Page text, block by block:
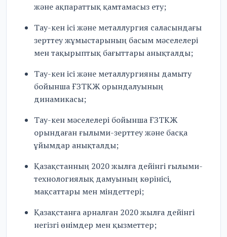
және ақпараттық қамтамасыз ету;
Тау-кен ісі және металлургия саласындағы
зерттеу жұмыстарының басым мәселелері
мен тақырыптық бағыттары анықталды;
Тау-кен ісі және металлургияны дамыту
бойынша ҒЗТКЖ орындалуының
динамикасы;
Тау-кен мәселелері бойынша ҒЗТКЖ
орындаған ғылыми-зерттеу және басқа
ұйымдар анықталды;
Қазақстанның 2020 жылға дейінгі ғылыми-
технологиялық дамуының көрінісі,
мақсаттары мен міндеттері;
Қазақстанға арналған 2020 жылға дейінгі
негізгі өнімдер мен қызметтер;